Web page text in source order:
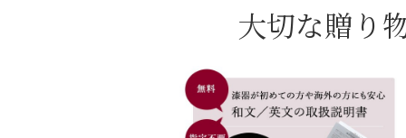
大切な贈り